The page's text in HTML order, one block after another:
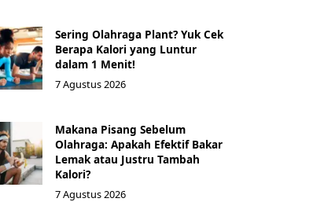
Sering Olahraga Plant? Yuk Cek
Berapa Kalori yang Luntur
dalam 1 Menit!
7 Agustus 2026
Makana Pisang Sebelum
Olahraga: Apakah Efektif Bakar
Lemak atau Justru Tambah
Kalori?
7 Agustus 2026